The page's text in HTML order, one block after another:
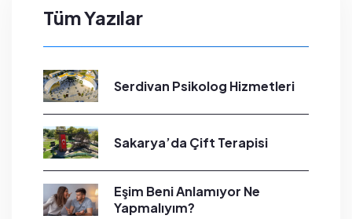
Tüm Yazılar
Serdivan Psikolog Hizmetleri
Sakarya’da Çift Terapisi
Eşim Beni Anlamıyor Ne
Yapmalıyım?